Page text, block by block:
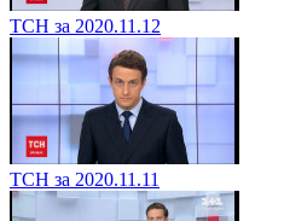
ТСН за 2020.11.12
ТСН за 2020.11.11